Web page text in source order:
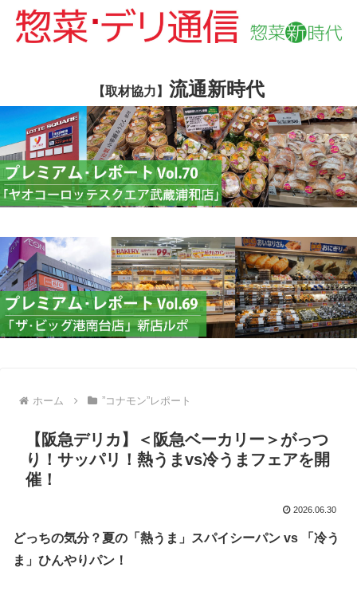
【取材協力】 流通新時代
ホーム ”コナモン”レポート
【阪急デリカ】＜阪急ベーカリー＞がっつ
り！サッパリ！熱うまvs冷うまフェアを開
催！
2026.06.30
どっちの気分？夏の「熱うま」スパイシーパン vs 「冷う
ま」ひんやりパン！